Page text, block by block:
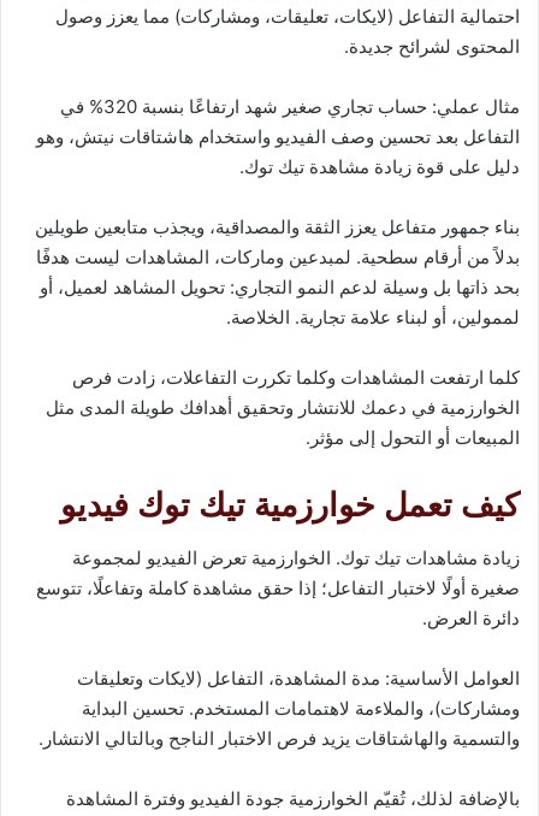
احتمالية التفاعل (لايكات، تعليقات، ومشاركات) مما يعزز وصول
المحتوى لشرائح جديدة.
مثال عملي: حساب تجاري صغير شهد ارتفاعًا بنسبة 320% في
التفاعل بعد تحسين وصف الفيديو واستخدام هاشتاقات نيتش، وهو
دليل على قوة زيادة مشاهدة تيك توك.
بناء جمهور متفاعل يعزز الثقة والمصداقية، ويجذب متابعين طويلين
بدلاً من أرقام سطحية. لمبدعين وماركات، المشاهدات ليست هدفًا
بحد ذاتها بل وسيلة لدعم النمو التجاري: تحويل المشاهد لعميل، أو
لممولين، أو لبناء علامة تجارية. الخلاصة.
كلما ارتفعت المشاهدات وكلما تكررت التفاعلات، زادت فرص
الخوارزمية في دعمك للانتشار وتحقيق أهدافك طويلة المدى مثل
المبيعات أو التحول إلى مؤثر.
كيف تعمل خوارزمية تيك توك فيديو
زيادة مشاهدات تيك توك. الخوارزمية تعرض الفيديو لمجموعة
صغيرة أولًا لاختبار التفاعل؛ إذا حقق مشاهدة كاملة وتفاعلًا، تتوسع
دائرة العرض.
العوامل الأساسية: مدة المشاهدة، التفاعل (لايكات وتعليقات
ومشاركات)، والملاءمة لاهتمامات المستخدم. تحسين البداية
والتسمية والهاشتاقات يزيد فرص الاختبار الناجح وبالتالي الانتشار.
بالإضافة لذلك، تُقيّم الخوارزمية جودة الفيديو وفترة المشاهدة